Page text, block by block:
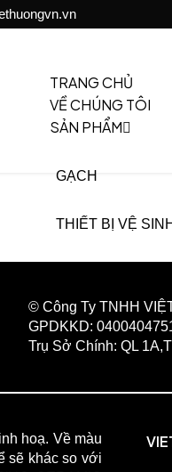
TRANG CHỦ
VỀ CHÚNG TÔI
SẢN PHẨM
GẠCH
THIẾT BỊ VỆ SINH
NGÓI LỢP
BLOG
Ý TƯỞNG
© Công Ty TNHH
GPDKKD:
Trụ Sở Chính: QL
hoạ. Về màu
sẽ khác so với